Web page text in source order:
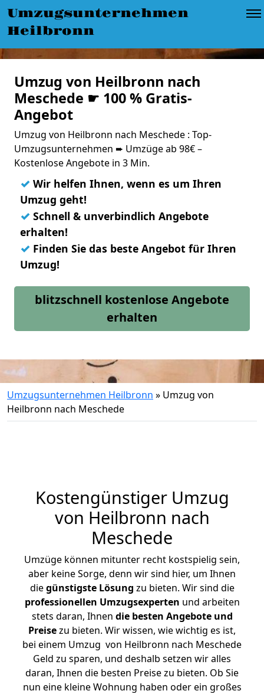
Umzugsunternehmen
Heilbronn
Umzug von Heilbronn nach
Meschede ☛ 100 % Gratis-
Angebot
Umzug von Heilbronn nach Meschede : Top-
Umzugsunternehmen ➨ Umzüge ab 98€ –
Kostenlose Angebote in 3 Min.
✓ Wir helfen Ihnen, wenn es um Ihren
Umzug geht!
✓ Schnell & unverbindlich Angebote
erhalten!
✓ Finden Sie das beste Angebot für Ihren
Umzug!
blitzschnell kostenlose Angebote
erhalten
Umzugsunternehmen Heilbronn » Umzug von
Heilbronn nach Meschede
Kostengünstiger Umzug
von Heilbronn nach
Meschede
Umzüge können mitunter recht kostspielig sein,
aber keine Sorge, denn wir sind hier, um Ihnen
diegünstigste Lösung zu bieten. Wir sind die
professionellen Umzugsexperten und arbeiten
stets daran, Ihnen die besten Angebote und
Preisezu bieten. Wir wissen, wie wichtig es ist,
bei einem Umzug von Heilbronn nach Meschede
Geld zu sparen, und deshalb setzen wir alles
daran, Ihnen die besten Preise zu bieten. Ob Sie
nun eine kleine Wohnung haben oder ein großes